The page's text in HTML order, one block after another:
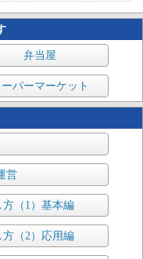
弁当屋
ーパーマーケット
営
（1）基本編
（2）応用編